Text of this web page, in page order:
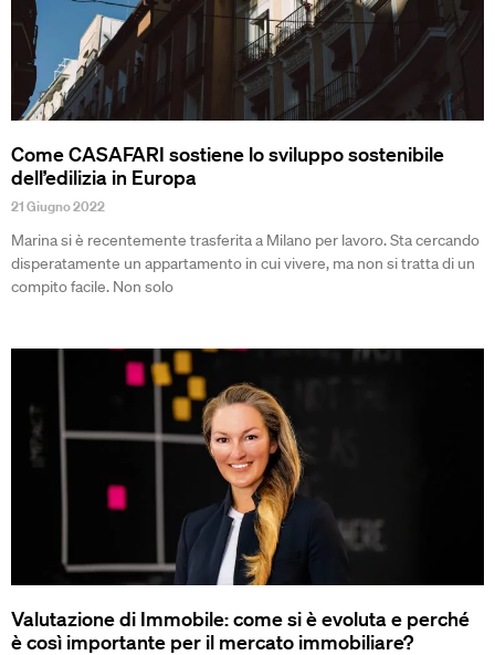
Come CASAFARI sostiene lo sviluppo sostenibile
dell’edilizia in Europa
21 Giugno 2022
Marina si è recentemente trasferita a Milano per lavoro. Sta cercando
disperatamente un appartamento in cui vivere, ma non si tratta di un
compito facile. Non solo
Valutazione di Immobile: come si è evoluta e perché
è così importante per il mercato immobiliare?